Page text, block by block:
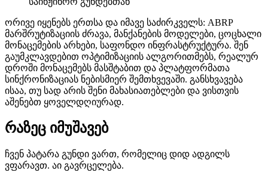
ორივე იყენებს ერთსა და იმავე საძირკველს: ABRP
მარშრუტიზაციის ძრავა, მანქანების მოდელები, ცოცხალი
მონაცემების არხები, საფონდო ინფრასტრუქტურა. შენ
გაუმკლავდებით ოპტიმიზაციის ალგორითმებს, რეალურ
დროში მონაცემებს მასშტაბით და პლატფორმათა
სინქრონიზაციას ნებისმიერ შემთხვევაში. განსხვავება
ისაა, თუ სად არის შენი მახასიათებლები და ვისთვის
აშენებთ ყოველდღიურად.
რაზეც იმუშავებ
ჩვენ პატარა გუნდი ვართ, რომელიც დიდ ადგილს
ვფარავთ. აი გავრცელება.